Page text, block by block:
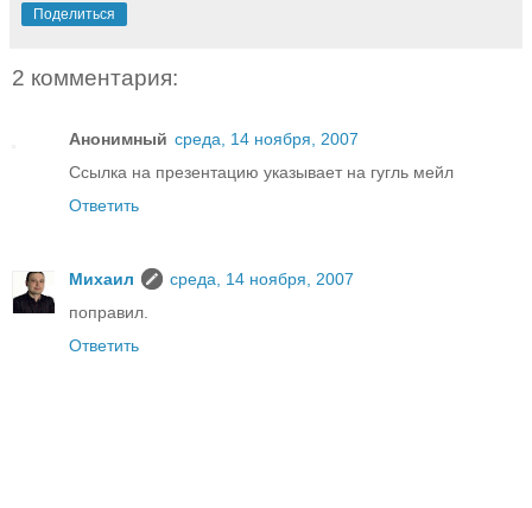
Поделиться
2 комментария:
Анонимный среда, 14 ноября, 2007
Ссылка на презентацию указывает на гугль мейл
Ответить
Михаил
среда, 14 ноября, 2007
поправил.
Ответить